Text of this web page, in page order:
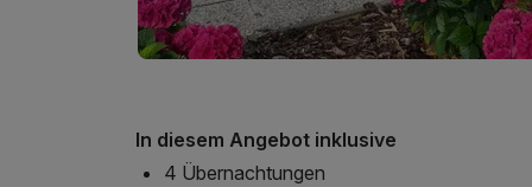
In diesem Angebot inklusive
4 Übernachtungen